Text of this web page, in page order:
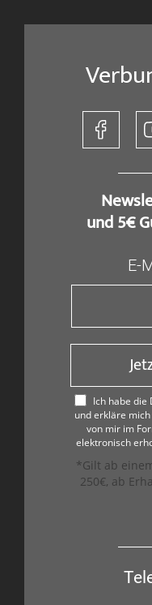
und 5€
E-
Ich habe die
und erkläre
von mir im
elektronisch
*Gilt ab
250€, ab